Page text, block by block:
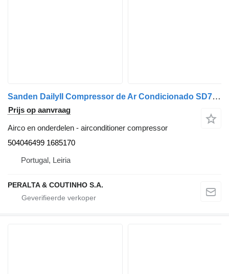
Sanden DailyII Compressor de Ar Condicionado SD7H15 Eurocargo;EuroStar 504046499 airconditioner compressor voor IVECO DAF vrachtwagen
Prijs op aanvraag
Airco en onderdelen - airconditioner compressor
504046499 1685170
Portugal, Leiria
PERALTA & COUTINHO S.A.